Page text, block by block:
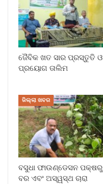
ଜୈବିକ ଖତ ସାର ପ୍ରସ୍ତୁତି ଓ
ପ୍ରୟୋଗ ତାଲିମ
ଜିଲ୍ଲା ଖବର
ବସୁଧା ଫାଉଣ୍ଡେସନ ପକ୍ଷରୁ
ବର ଏବଂ ଅସ୍ୱସ୍ଥ ଚାରା